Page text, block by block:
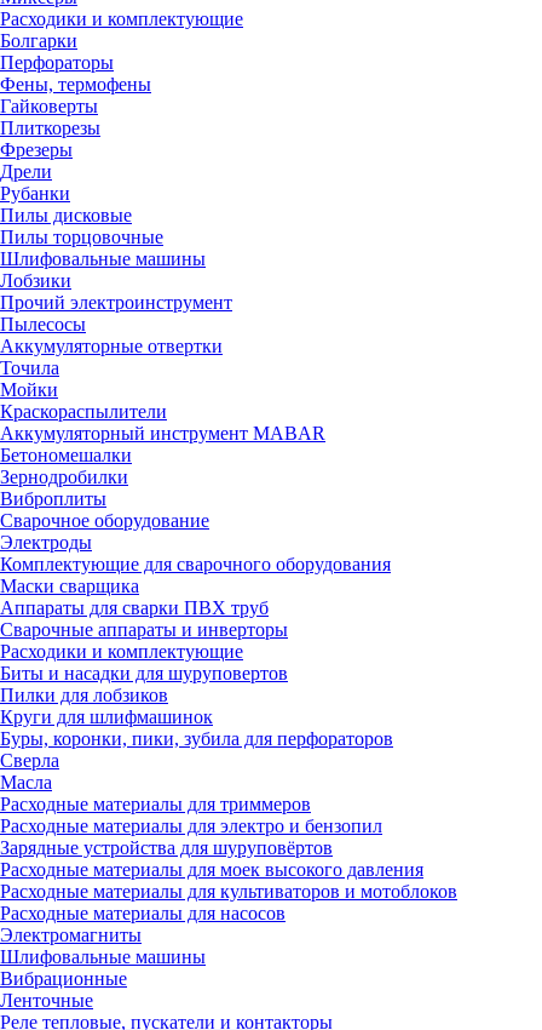
Расходики и комплектующие
Болгарки
Перфораторы
Фены, термофены
Гайковерты
Плиткорезы
Фрезеры
Дрели
Рубанки
Пилы дисковые
Пилы торцовочные
Шлифовальные машины
Лобзики
Прочий электроинструмент
Пылесосы
Аккумуляторные отвертки
Точила
Мойки
Краскораспылители
Аккумуляторный инструмент MABAR
Бетономешалки
Зернодробилки
Виброплиты
Сварочное оборудование
Электроды
Комплектующие для сварочного оборудования
Маски сварщика
Аппараты для сварки ПВХ труб
Сварочные аппараты и инверторы
Расходики и комплектующие
Биты и насадки для шуруповертов
Пилки для лобзиков
Круги для шлифмашинок
Буры, коронки, пики, зубила для перфораторов
Сверла
Масла
Расходные материалы для триммеров
Расходные материалы для электро и бензопил
Зарядные устройства для шуруповёртов
Расходные материалы для моек высокого давления
Расходные материалы для культиваторов и мотоблоков
Расходные материалы для насосов
Электромагниты
Шлифовальные машины
Вибрационные
Ленточные
Реле тепловые, пускатели и контакторы